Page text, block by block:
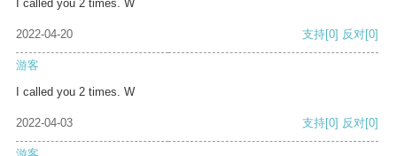
I called you 2 times. W
2022-04-20 支持[0] 反对[0]
游客
I called you 2 times. W
2022-04-03 支持[0] 反对[0]